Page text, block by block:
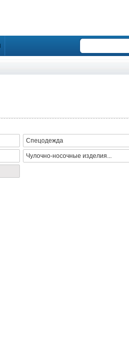
Спецодежда
Чулочно-носочные изделия...